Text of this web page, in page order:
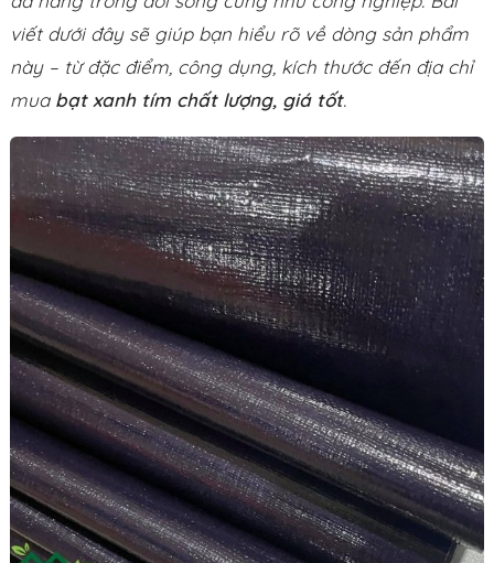
viết dưới đây sẽ giúp bạn hiểu rõ về dòng sản phẩm
này – từ đặc điểm, công dụng, kích thước đến địa chỉ
mua bạt xanh tím chất lượng, giá tốt.